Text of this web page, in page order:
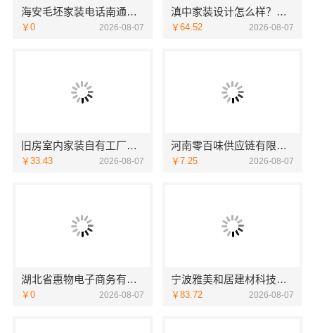
海安毛坯家装电话南通宏域全宅装饰建材有限公司
￥0 2026-08-07
滇中家装设计怎么样？云南至高新型建材有限公司设计专业
￥64.52 2026-08-07
旧房室内家装自有工厂落地福建尚艺空间新材料科技有限公司
￥33.43 2026-08-07
河南零百味供应链有限公司轻投入硬折扣零食长久经营
￥7.25 2026-08-07
湖北省惠物电子商务有限公司优惠数码家电工具价格
￥0 2026-08-07
宁波雅美和居建材科技有限公司|宁波余姚家装设计到店咨询
￥83.72 2026-08-07